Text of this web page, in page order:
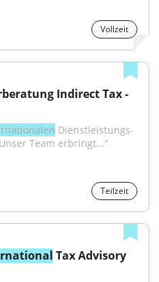
Vollzeit
Indirect Tax -
Dienstleistungs-
Team erbringt..."
Teilzeit
Tax Advisory